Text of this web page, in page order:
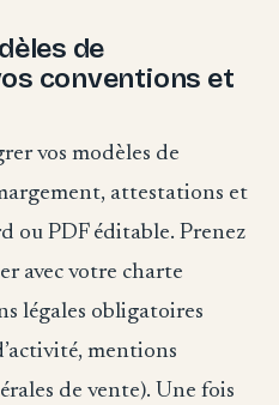
de
conventions et
vos modèles de
attestations et
ou PDF éditable. Prenez
avec votre charte
légales obligatoires
mentions
de vente). Une fois